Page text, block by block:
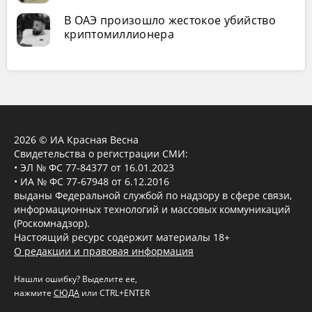
В ОАЭ произошло жестокое убийство
криптомиллионера
2026 © ИА Красная Весна
Свидетельства о регистрации СМИ:
• ЭЛ № ФС 77-84377 от 16.01.2023
• ИА № ФС 77-67948 от 6.12.2016
выданы Федеральной службой по надзору в сфере связи,
информационных технологий и массовых коммуникаций
(Роскомнадзор).
Настоящий ресурс содержит материалы 18+
О редакции и правовая информация
Нашли ошибку? Выделите ее,
нажмите СЮДА или CTRL+ENTER